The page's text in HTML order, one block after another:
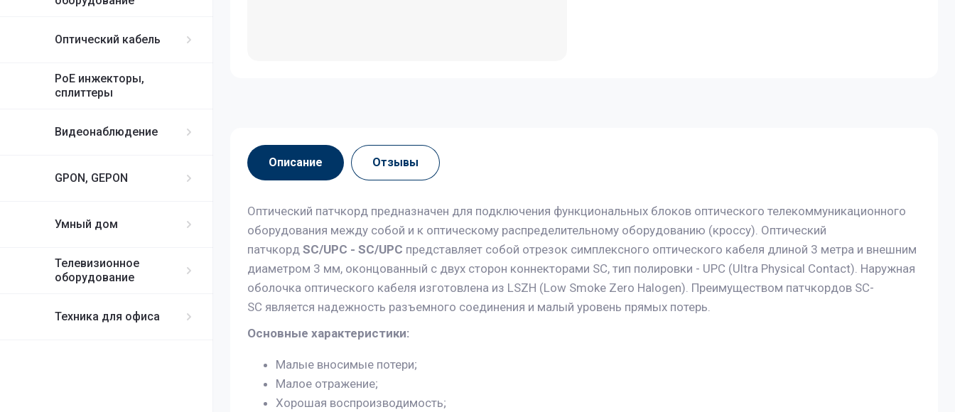
Оптический кабель
PoE инжекторы,
сплиттеры
Видеонаблюдение
GPON, GEPON
Умный дом
Телевизионное
оборудование
Техника для офиса
Описание Отзывы
Оптический патчкорд предназначен для подключения функциональных блоков оптического телекоммуникационного
оборудования между собой и к оптическому распределительному оборудованию (кроссу). Оптический
патчкорд SC/UPC - SC/UPC представляет собой отрезок симплексного оптического кабеля длиной 3 метра и внешним
диаметром 3 мм, оконцованный с двух сторон коннекторами SC, тип полировки - UPC (Ultra Physical Contact). Наружная
оболочка оптического кабеля изготовлена из LSZH (Low Smoke Zero Halogen). Преимуществом патчкордов SC-
SC является надежность разъемного соединения и малый уровень прямых потерь.
Основные характеристики:
Малые вносимые потери;
Малое отражение;
Хорошая воспроизводимость;